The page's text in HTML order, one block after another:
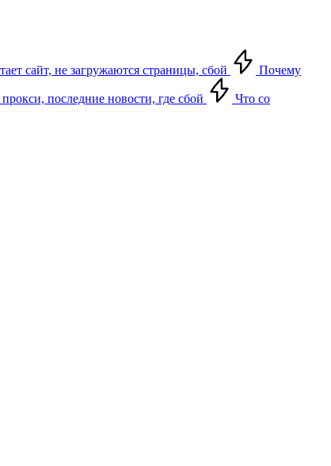
сайт, не загружаются страницы, сбой Почему
последние новости, где сбой
Что со